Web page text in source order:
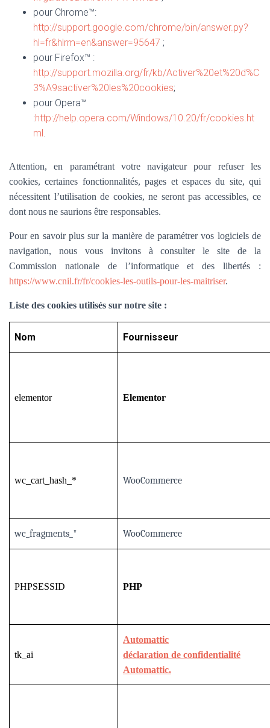
pour Chrome™:
http://support.google.com/chrome/bin/answer.py?
hl=fr&hlrm=en&answer=95647 ;
pour Firefox™ :
http://support.mozilla.org/fr/kb/Activer%20et%20d%C
3%A9sactiver%20les%20cookies;
pour Opera™
:http://help.opera.com/Windows/10.20/fr/cookies.ht
ml
Attention, en paramétrant votre navigateur pour refuser les
cookies, certaines fonctionnalités, pages et espaces du site, qui
nécessitent l’utilisation de cookies, ne seront pas accessibles, ce
dont nous ne saurions être responsables.
Pour en savoir plus sur la manière de paramétrer vos logiciels de
navigation, nous vous invitons à consulter le site de la
Commission nationale de l’informatique et des libertés :
https://www.cnil.fr/fr/cookies-les-outils-pour-les-maitriser.
Liste des cookies utilisés sur notre site :
Nom Fournisseur
elementor Elementor
wc_cart_hash_* WooCommerce
wc_fragments_* WooCommerce
PHPSESSID PHP
tk_ai
Automattic
déclaration de confidentialité
Automattic.